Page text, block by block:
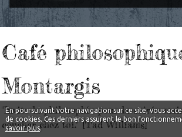
En poursuivant votre navigation sur ce site, vous
de cookies. Ces derniers assurent le bon
savoir plus.
Café
Montargis
"Invite la philosophie pour la soirée
coucher chez toi." [Tad Williams]